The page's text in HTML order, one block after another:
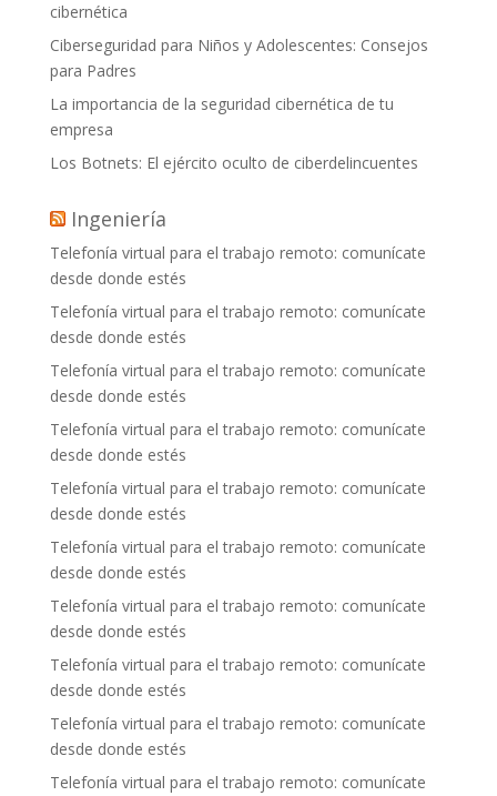
cibernética
Ciberseguridad para Niños y Adolescentes: Consejos
para Padres
La importancia de la seguridad cibernética de tu
empresa
Los Botnets: El ejército oculto de ciberdelincuentes
Ingeniería
Telefonía virtual para el trabajo remoto: comunícate
desde donde estés
Telefonía virtual para el trabajo remoto: comunícate
desde donde estés
Telefonía virtual para el trabajo remoto: comunícate
desde donde estés
Telefonía virtual para el trabajo remoto: comunícate
desde donde estés
Telefonía virtual para el trabajo remoto: comunícate
desde donde estés
Telefonía virtual para el trabajo remoto: comunícate
desde donde estés
Telefonía virtual para el trabajo remoto: comunícate
desde donde estés
Telefonía virtual para el trabajo remoto: comunícate
desde donde estés
Telefonía virtual para el trabajo remoto: comunícate
desde donde estés
Telefonía virtual para el trabajo remoto: comunícate